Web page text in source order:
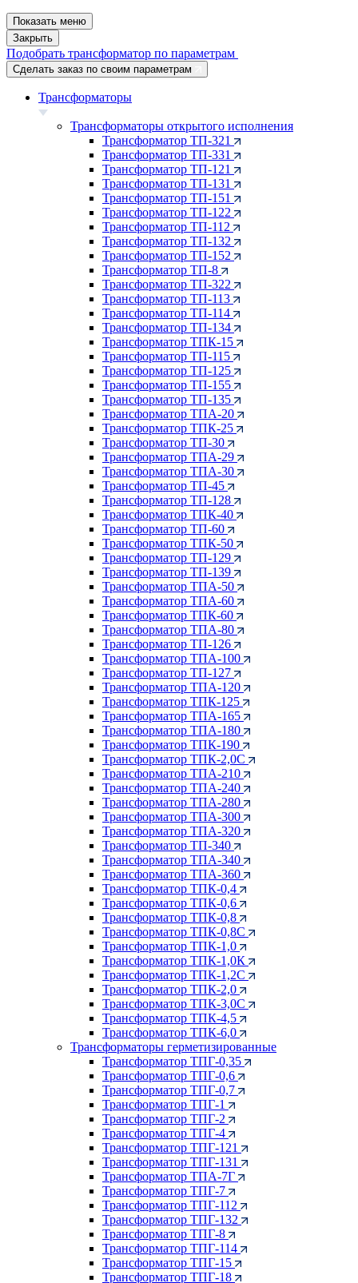
Показать меню
Закрыть
Подобрать трансформатор по параметрам
Сделать заказ по своим параметрам
Трансформаторы
Трансформаторы открытого исполнения
Трансформатор ТП-321
Трансформатор ТП-331
Трансформатор ТП-121
Трансформатор ТП-131
Трансформатор ТП-151
Трансформатор ТП-122
Трансформатор ТП-112
Трансформатор ТП-132
Трансформатор ТП-152
Трансформатор ТП-8
Трансформатор ТП-322
Трансформатор ТП-113
Трансформатор ТП-114
Трансформатор ТП-134
Трансформатор ТПК-15
Трансформатор ТП-115
Трансформатор ТП-125
Трансформатор ТП-155
Трансформатор ТП-135
Трансформатор ТПА-20
Трансформатор ТПК-25
Трансформатор ТП-30
Трансформатор ТПА-29
Трансформатор ТПА-30
Трансформатор ТП-45
Трансформатор ТП-128
Трансформатор ТПК-40
Трансформатор ТП-60
Трансформатор ТПК-50
Трансформатор ТП-129
Трансформатор ТП-139
Трансформатор ТПА-50
Трансформатор ТПА-60
Трансформатор ТПК-60
Трансформатор ТПА-80
Трансформатор ТП-126
Трансформатор ТПА-100
Трансформатор ТП-127
Трансформатор ТПА-120
Трансформатор ТПК-125
Трансформатор ТПА-165
Трансформатор ТПА-180
Трансформатор ТПК-190
Трансформатор ТПК-2,0С
Трансформатор ТПА-210
Трансформатор ТПА-240
Трансформатор ТПА-280
Трансформатор ТПА-300
Трансформатор ТПА-320
Трансформатор ТП-340
Трансформатор ТПА-340
Трансформатор ТПА-360
Трансформатор ТПК-0,4
Трансформатор ТПК-0,6
Трансформатор ТПК-0,8
Трансформатор ТПК-0,8С
Трансформатор ТПК-1,0
Трансформатор ТПК-1,0К
Трансформатор ТПК-1,2С
Трансформатор ТПК-2,0
Трансформатор ТПК-3,0С
Трансформатор ТПК-4,5
Трансформатор ТПК-6,0
Трансформаторы герметизированные
Трансформатор ТПГ-0,35
Трансформатор ТПГ-0,6
Трансформатор ТПГ-0,7
Трансформатор ТПГ-1
Трансформатор ТПГ-2
Трансформатор ТПГ-4
Трансформатор ТПГ-121
Трансформатор ТПГ-131
Трансформатор ТПА-7Г
Трансформатор ТПГ-7
Трансформатор ТПГ-112
Трансформатор ТПГ-132
Трансформатор ТПГ-8
Трансформатор ТПГ-114
Трансформатор ТПГ-15
Трансформатор ТПГ-18